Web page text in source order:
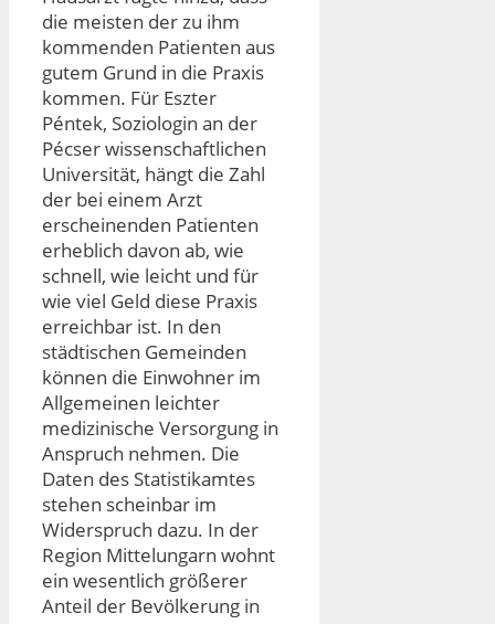
die meisten der zu ihm
kommenden Patienten aus
gutem Grund in die Praxis
kommen. Für Eszter
Péntek, Soziologin an der
Pécser wissenschaftlichen
Universität, hängt die Zahl
der bei einem Arzt
erscheinenden Patienten
erheblich davon ab, wie
schnell, wie leicht und für
wie viel Geld diese Praxis
erreichbar ist. In den
städtischen Gemeinden
können die Einwohner im
Allgemeinen leichter
medizinische Versorgung in
Anspruch nehmen. Die
Daten des Statistikamtes
stehen scheinbar im
Widerspruch dazu. In der
Region Mittelungarn wohnt
ein wesentlich größerer
Anteil der Bevölkerung in